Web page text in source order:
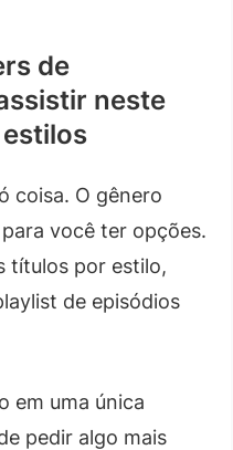
de
neste
coisa. O gênero
você ter opções.
títulos por estilo,
de episódios
em uma única
pedir algo mais